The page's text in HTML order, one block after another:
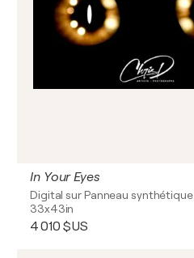
In Your Eyes
Digital sur Panneau synthétique
33x43in
4 010 $US